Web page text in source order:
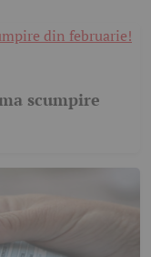
scumpire